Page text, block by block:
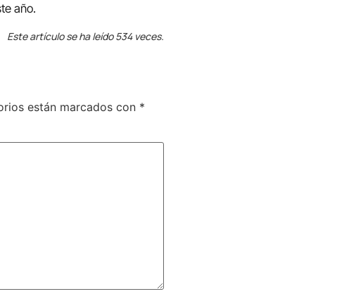
año.
Este artículo se ha leído 534 veces.
están marcados con *